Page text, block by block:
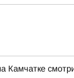
Камчатке